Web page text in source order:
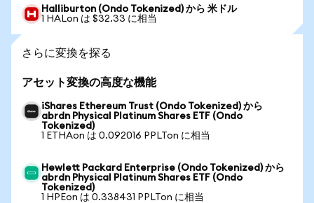
Halliburton (Ondo Tokenized) から 米ドル
1 HALon は $32.33 に相当
さらに変換を探る
アセット変換の高度な機能
iShares Ethereum Trust (Ondo Tokenized) から
abrdn Physical Platinum Shares ETF (Ondo
Tokenized)
1 ETHAon は 0.092016 PPLTon に相当
Hewlett Packard Enterprise (Ondo Tokenized) から
abrdn Physical Platinum Shares ETF (Ondo
Tokenized)
1 HPEon は 0.338431 PPLTon に相当